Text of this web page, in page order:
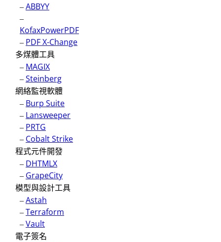
–ABBYY
–
KofaxPowerPDF
– PDF X-Change
多煤體工具
– MAGIX
–Steinberg
網絡監視軟體
– Burp Suite
– Lansweeper
– PRTG
– Cobalt Strike
程式元件開發
– DHTMLX
– GrapeCity
模型與設計工具
–Astah
–Terraform
–Vault
電子簽名